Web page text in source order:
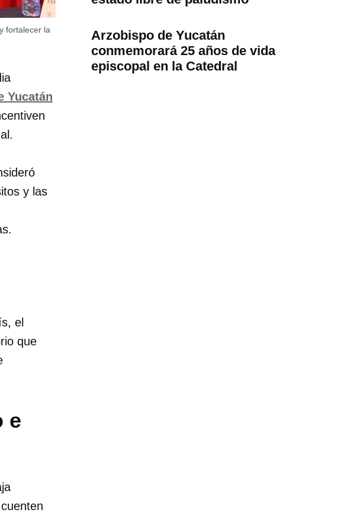
fortalecer la
Yucatán
y las
el
que
e
Arzobispo de Yucatán
conmemorará 25 años de vida
episcopal en la Catedral